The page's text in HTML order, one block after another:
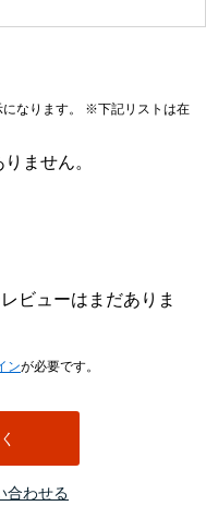
合わせる
なります。 ※下記リストは在
ません。
ビューはまだありま
ンが必要です。